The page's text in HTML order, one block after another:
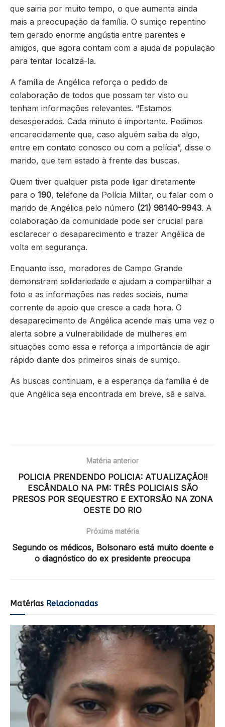
que sairia por muito tempo, o que aumenta ainda
mais a preocupação da família. O sumiço repentino
tem gerado enorme angústia entre parentes e
amigos, que agora contam com a ajuda da população
para tentar localizá-la.
A família de Angélica reforça o pedido de
colaboração de todos que possam ter visto ou
tenham informações relevantes. “Estamos
desesperados. Cada minuto é importante. Pedimos
encarecidamente que, caso alguém saiba de algo,
entre em contato conosco ou com a polícia”, disse o
marido, que tem estado à frente das buscas.
Quem tiver qualquer pista pode ligar diretamente
para o 190, telefone da Polícia Militar, ou falar com o
marido de Angélica pelo número (21) 98140-9943. A
colaboração da comunidade pode ser crucial para
esclarecer o desaparecimento e trazer Angélica de
volta em segurança.
Enquanto isso, moradores de Campo Grande
demonstram solidariedade e ajudam a compartilhar a
foto e as informações nas redes sociais, numa
corrente de apoio que cresce a cada hora. O
desaparecimento de Angélica acende mais uma vez o
alerta sobre a vulnerabilidade de mulheres em
situações como essa e reforça a importância de agir
rápido diante dos primeiros sinais de sumiço.
As buscas continuam, e a esperança da família é de
que Angélica seja encontrada em breve, sã e salva.
Matéria anterior
POLICIA PRENDENDO POLICIA: ATUALIZAÇÃO!!
ESCÂNDALO NA PM: TRÊS POLICIAIS SÃO
PRESOS POR SEQUESTRO E EXTORSÃO NA ZONA
OESTE DO RIO
Próxima matéria
Segundo os médicos, Bolsonaro está muito doente e
o diagnóstico do ex presidente preocupa
Matérias Relacionadas